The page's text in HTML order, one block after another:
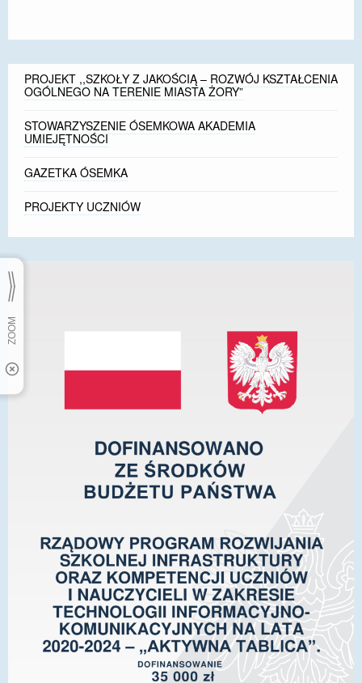
PROJEKT ,,SZKOŁY Z JAKOŚCIĄ – ROZWÓJ KSZTAŁCENIA
OGÓLNEGO NA TERENIE MIASTA ŻORY”
STOWARZYSZENIE ÓSEMKOWA AKADEMIA
UMIEJĘTNOŚCI
GAZETKA ÓSEMKA
PROJEKTY UCZNIÓW